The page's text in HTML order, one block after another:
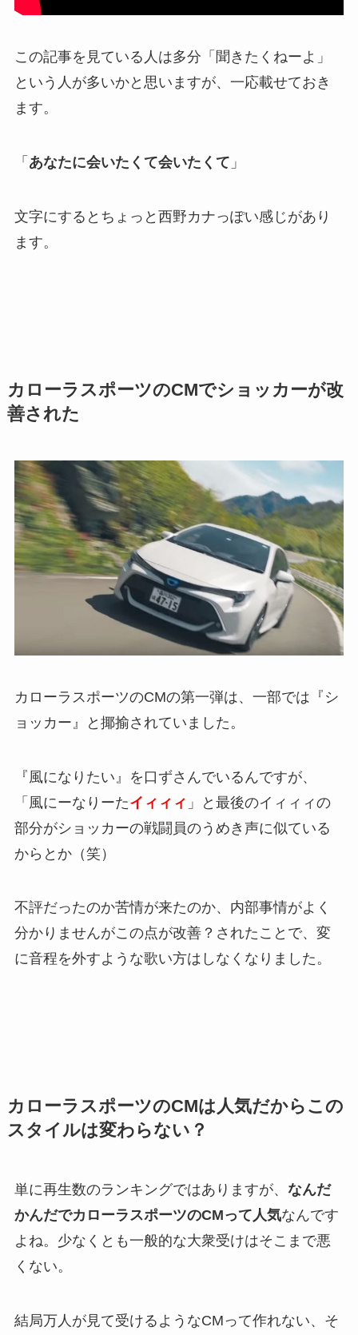
この記事を見ている人は多分「聞きたくねーよ」
という人が多いかと思いますが、一応載せておき
ます。
「 あなたに会いたくて会いたくて 」
文字にするとちょっと西野カナっぽい感じがあり
ます。
カローラスポーツのCMでショッカーが改
善された
カローラスポーツのCMの第一弾は、一部では『シ
ョッカー』と揶揄されていました。
『風になりたい』を口ずさんでいるんですが、
「風にーなりーたイィィィ 」と最後のイィィィの
部分がショッカーの戦闘員のうめき声に似ている
からとか（笑）
不評だったのか苦情が来たのか、内部事情がよく
分かりませんがこの点が改善？されたことで、変
に音程を外すような歌い方はしなくなりました。
カローラスポーツのCMは人気だからこの
スタイルは変わらない？
単に再生数のランキングではありますが、 なんだ
かんだでカローラスポーツのCMって人気なんです
よね。少なくとも一般的な大衆受けはそこまで悪
くない。
結局万人が見て受けるようなCMって作れない、そ